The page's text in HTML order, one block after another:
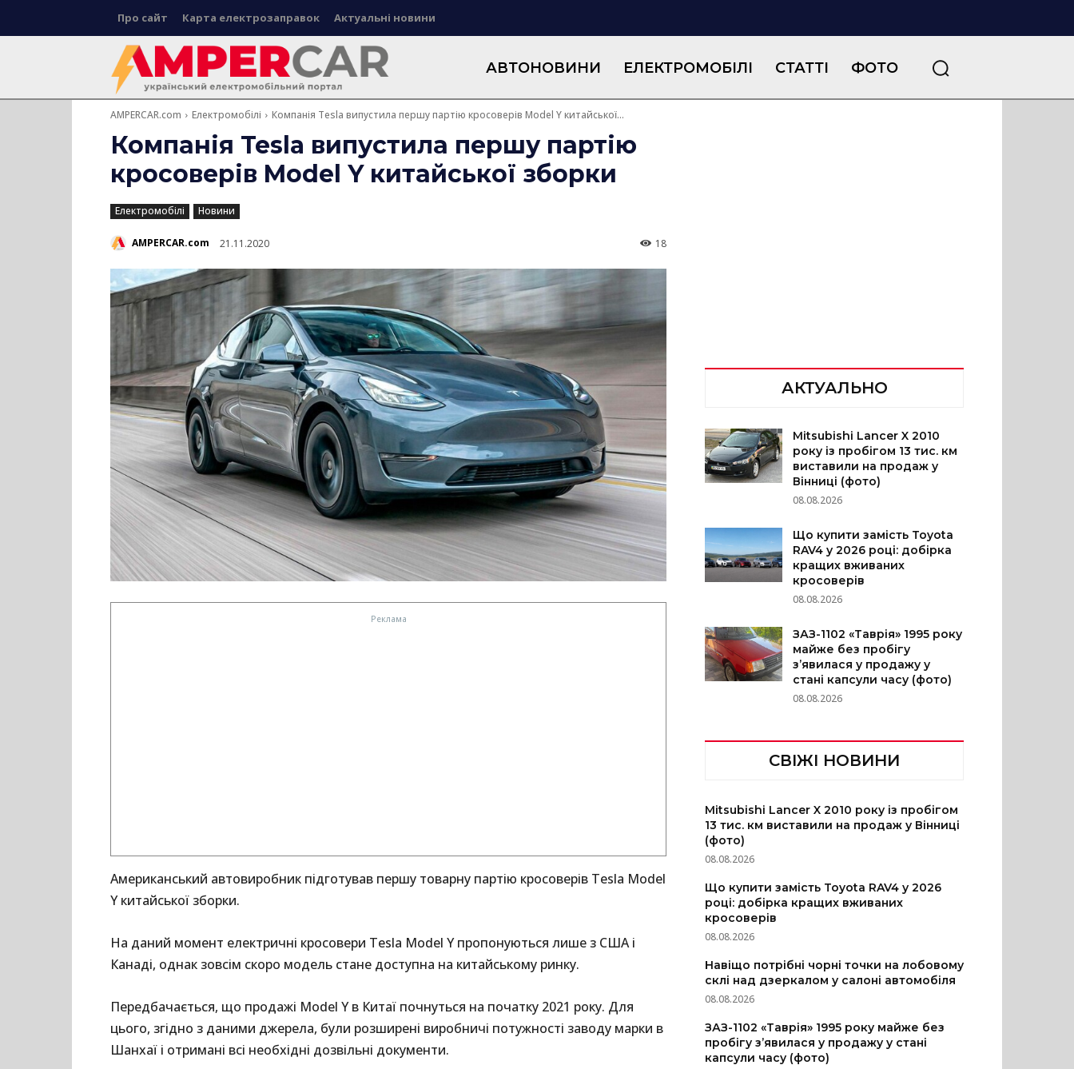
Про сайт Карта електрозаправок Актуальні новини
АВТОНОВИНИ ЕЛЕКТРОМОБІЛІ СТАТТІ ФОТО
AMPERCAR.com Електромобілі Компанія Tesla випустила першу партію кросоверів Model Y китайської...
Компанія Tesla випустила першу партію
кросоверів Model Y китайської зборки
Електромобілі Новини
AMPERCAR.com 21.11.2020 18
Американський автовиробник підготував першу товарну партію кросоверів Tesla Model
Y китайської зборки.
На даний момент електричні кросовери Tesla Model Y пропонуються лише з США і
Канаді, однак зовсім скоро модель стане доступна на китайському ринку.
Передбачається, що продажі Model Y в Китаї почнуться на початку 2021 року. Для
цього, згідно з даними джерела, були розширені виробничі потужності заводу марки в
Шанхаї і отримані всі необхідні дозвільні документи.
АКТУАЛЬНО
Mitsubishi Lancer X 2010
року із пробігом 13 тис. км
виставили на продаж у
Вінниці (фото)
08.08.2026
Що купити замість Toyota
RAV4 у 2026 році: добірка
кращих вживаних
кросоверів
08.08.2026
ЗАЗ-1102 «Таврія» 1995 року
майже без пробігу
з’явилася у продажу у
стані капсули часу (фото)
08.08.2026
СВІЖІ НОВИНИ
Mitsubishi Lancer X 2010 року із пробігом
13 тис. км виставили на продаж у Вінниці
(фото)
08.08.2026
Що купити замість Toyota RAV4 у 2026
році: добірка кращих вживаних
кросоверів
08.08.2026
Навіщо потрібні чорні точки на лобовому
склі над дзеркалом у салоні автомобіля
08.08.2026
ЗАЗ-1102 «Таврія» 1995 року майже без
пробігу з’явилася у продажу у стані
капсули часу (фото)